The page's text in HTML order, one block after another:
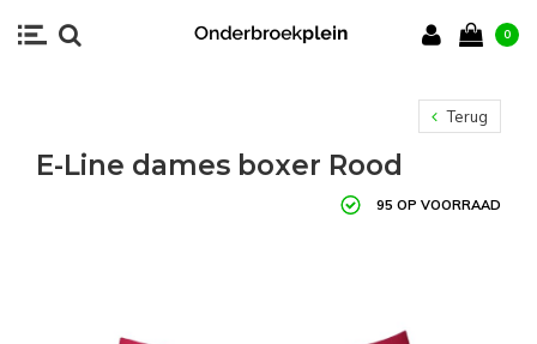
0
Terug
E-Line dames boxer Rood
95 OP VOORRAAD